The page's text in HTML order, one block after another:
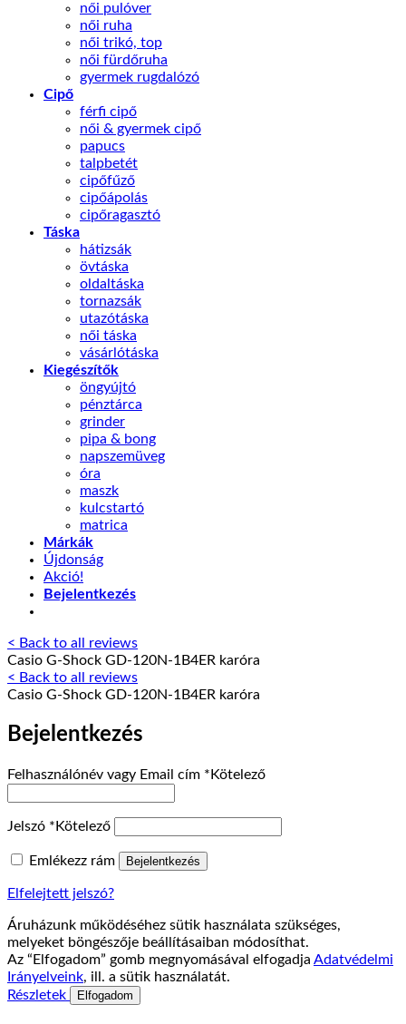
női pulóver
női ruha
női trikó, top
női fürdőruha
gyermek rugdalózó
Cipő
férfi cipő
női & gyermek cipő
papucs
talpbetét
cipőfűző
cipőápolás
cipőragasztó
Táska
hátizsák
övtáska
oldaltáska
tornazsák
utazótáska
női táska
vásárlótáska
Kiegészítők
öngyújtó
pénztárca
grinder
pipa & bong
napszemüveg
óra
maszk
kulcstartó
matrica
Márkák
Újdonság
Akció!
Bejelentkezés
< Back to all reviews
Casio G-Shock GD-120N-1B4ER karóra
< Back to all reviews
Casio G-Shock GD-120N-1B4ER karóra
Bejelentkezés
Felhasználónév vagy Email cím * Kötelező
Jelszó * Kötelező
Emlékezz rám Bejelentkezés
Elfelejtett jelszó?
Áruházunk működéséhez sütik használata szükséges,
melyeket böngészője beállításaiban módosíthat.
Az “Elfogadom” gomb megnyomásával elfogadja Adatvédelmi
Irányelveink, ill. a sütik használatát.
Részletek
Elfogadom